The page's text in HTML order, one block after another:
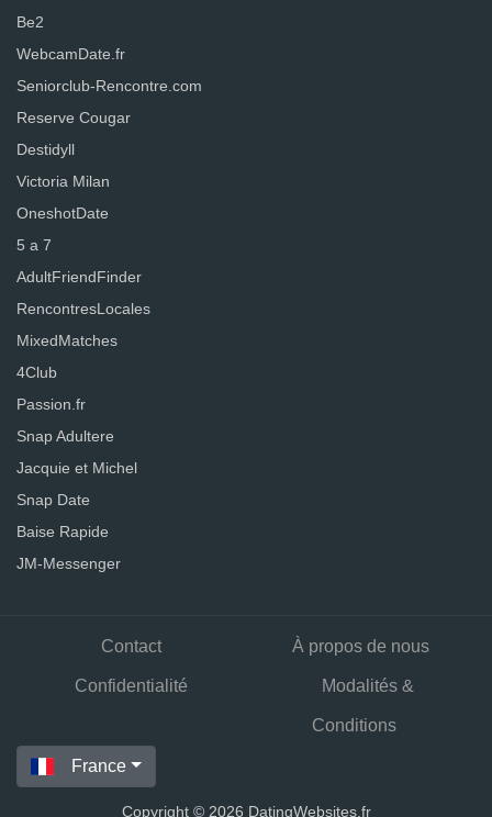
Be2
WebcamDate.fr
Seniorclub-Rencontre.com
Reserve Cougar
Destidyll
Victoria Milan
OneshotDate
5 a 7
AdultFriendFinder
RencontresLocales
MixedMatches
4Club
Passion.fr
Snap Adultere
Jacquie et Michel
Snap Date
Baise Rapide
JM-Messenger
Contact À propos de nous
Confidentialité Modalités &
Conditions
France
Copyright © 2026 DatingWebsites.fr